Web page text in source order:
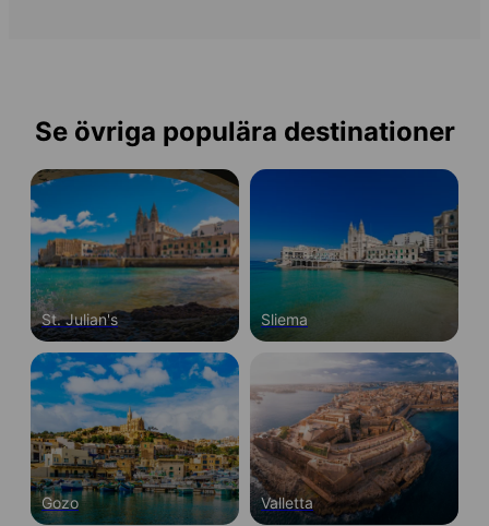
Se övriga populära destinationer
St. Julian's Sliema
Gozo Valletta